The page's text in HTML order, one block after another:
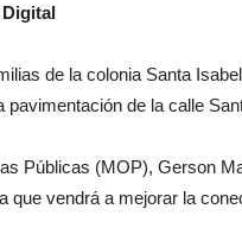
de la colonia Santa
pavimentación de la calle
Públicas (MOP), Gerson
que vendrá a mejorar la